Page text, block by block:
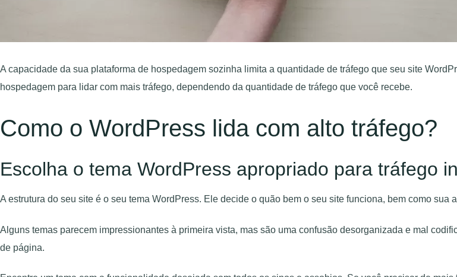
A capacidade da sua plataforma de hospedagem sozinha limita a quantidade de tráfego que seu site
hospedagem para lidar com mais tráfego, dependendo da quantidade de tráfego que você recebe.
Como o WordPress lida com alto tráfego?
Escolha o tema WordPress apropriado para tráfego
A estrutura do seu site é o seu tema WordPress. Ele decide o quão bem o seu site funciona, bem como sua
Alguns temas parecem impressionantes à primeira vista, mas são uma confusão desorganizada e mal
de página.